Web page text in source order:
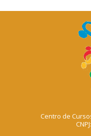
Centro de